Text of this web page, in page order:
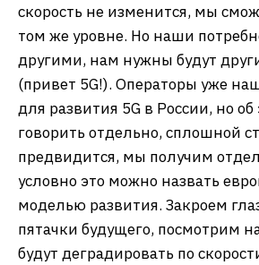
скорость не изменится, мы
том же уровне. Но наши
другими, нам нужны будут
(привет 5G!). Операторы уже
для развития 5G в России, но
говорить отдельно, сплошной
предвидится, мы получим
условно это можно назвать
моделью развития. Закроем
пятачки будущего, посмотрим
будут деградировать по